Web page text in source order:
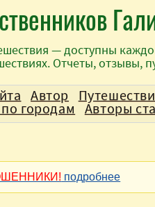
— доступны
Отчеты, отзывы,
подробнее
Автор
городам Авторы